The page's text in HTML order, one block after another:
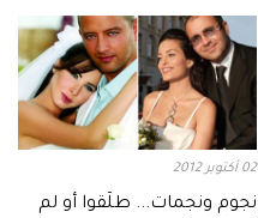
02 أكتوبر 2012
نجوم ونجمات... طلّقوا أو لم